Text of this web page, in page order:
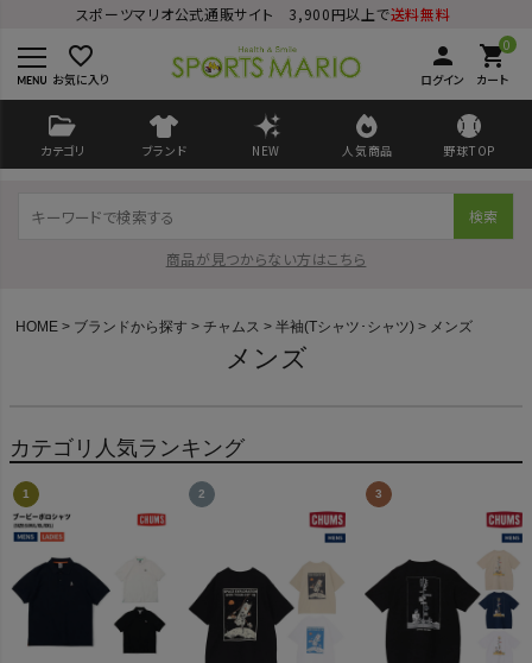
スポーツマリオ公式通販サイト 3,900円以上で送料無料
favorite_border
お気に入り
person
ログイン
0
shopping_cart
カート
カテゴリ ブランド NEW 人気商品 野球TOP
検索
商品が見つからない方はこちら
HOME ブランドから探す チャムス 半袖(Tシャツ･シャツ) メンズ
メンズ
カテゴリ人気ランキング